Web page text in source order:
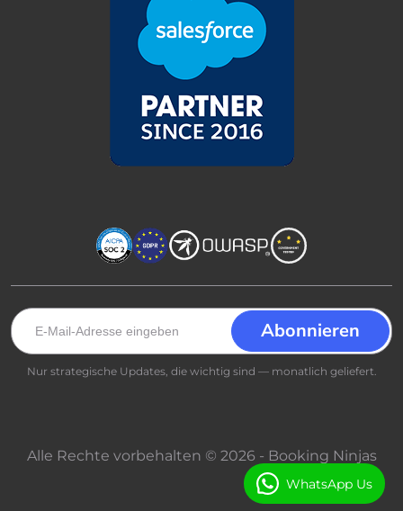
Nur strategische Updates, die wichtig sind — monatlich geliefert.
Alle Rechte vorbehalten © 2026 - Booking Ninjas
WhatsApp Us